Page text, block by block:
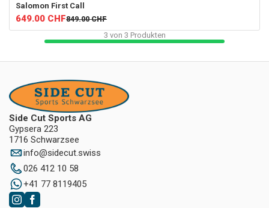
Salomon First Call
649.00 CHF849.00 CHF
3 von 3 Produkten
Side Cut Sports AG
Gypsera 223
1716 Schwarzsee
info@sidecut.swiss
026 412 10 58
+41 77 8119405